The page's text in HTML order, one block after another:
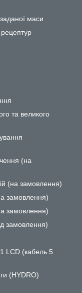
маси
та великого
(на
(на замовлення)
замовлення)
замовлення)
замовлення)
LCD (кабель 5
(HYDRO)